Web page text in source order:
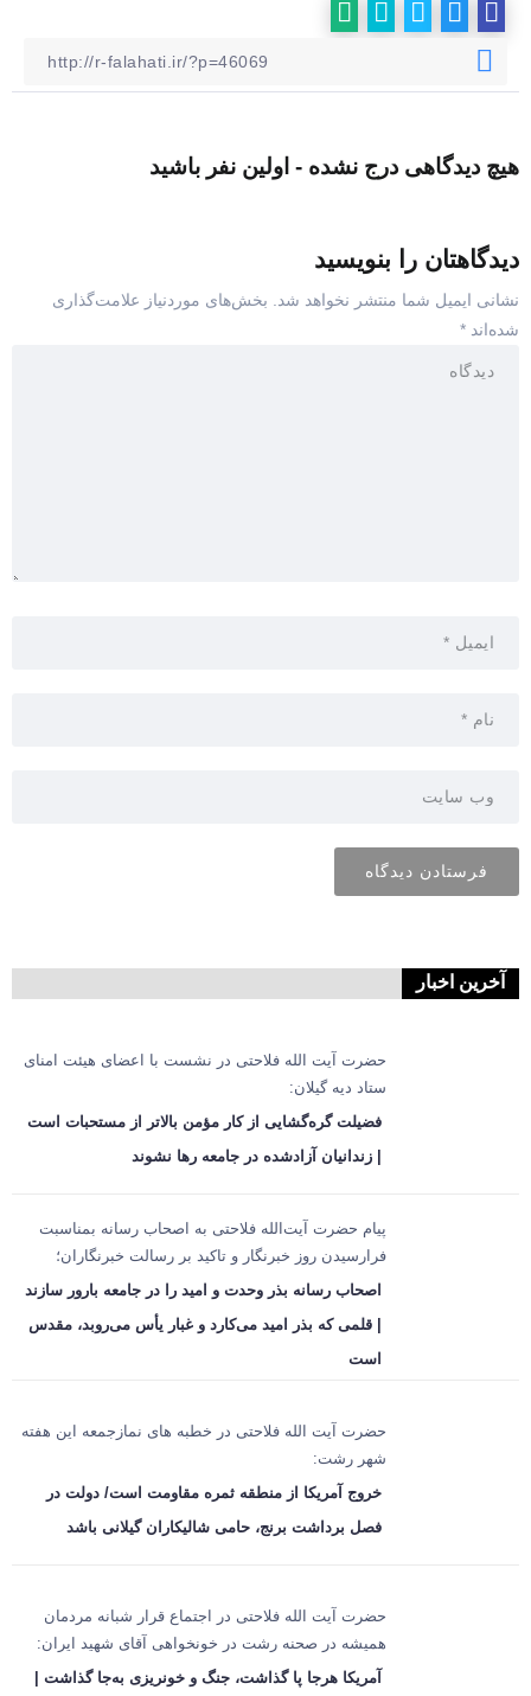
هیچ دیدگاهی درج نشده - اولین نفر باشید
دیدگاهتان را بنویسید
نشانی ایمیل شما منتشر نخواهد شد.
بخش‌های موردنیاز علامت‌گذاری
شده‌اند *
آخرین اخبار
حضرت آیت الله فلاحتی در نشست با اعضای هیئت امنای
ستاد دیه گیلان:
فضیلت گره‌گشایی از کار مؤمن بالاتر از مستحبات است
| زندانیان آزادشده در جامعه رها نشوند
پیام حضرت آیت‌الله فلاحتی به اصحاب رسانه بمناسبت
فرارسیدن روز خبرنگار و تاکید بر رسالت خبرنگاران؛
اصحاب رسانه بذر وحدت و امید را در جامعه بارور سازند
| قلمی که بذر امید می‌کارد و غبار یأس می‌روبد، مقدس
است
حضرت آیت الله فلاحتی در خطبه های نمازجمعه این هفته
شهر رشت:
خروج آمریکا از منطقه ثمره مقاومت است/ دولت در
فصل برداشت برنج، حامی شالیکاران گیلانی باشد
حضرت آیت الله فلاحتی در اجتماع قرار شبانه مردمان
همیشه در صحنه رشت در خونخواهی آقای شهید ایران:
آمریکا هرجا پا گذاشت، جنگ و خونریزی به‌جا گذاشت |